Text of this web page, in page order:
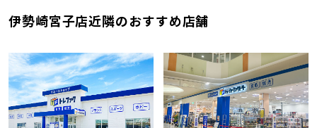
伊勢崎宮子店近隣のおすすめ店舗